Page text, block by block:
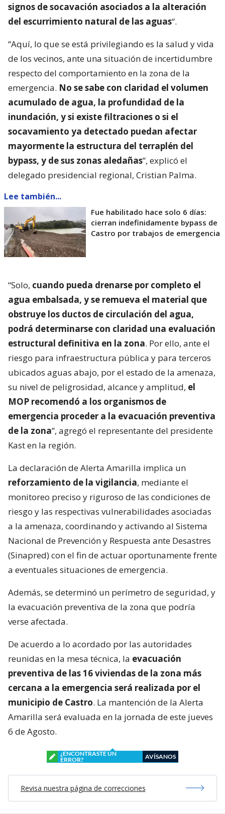
signos de socavación asociados a la alteración
del escurrimiento natural de las aguas“.
“Aquí, lo que se está privilegiando es la salud y vida
de los vecinos, ante una situación de incertidumbre
respecto del comportamiento en la zona de la
emergencia. No se sabe con claridad el volumen
acumulado de agua, la profundidad de la
inundación, y si existe filtraciones o si el
socavamiento ya detectado puedan afectar
mayormente la estructura del terraplén del
bypass, y de sus zonas aledañas”, explicó el
delegado presidencial regional, Cristian Palma.
Lee también...
Fue habilitado hace solo 6 días:
cierran indefinidamente bypass de
Castro por trabajos de emergencia
“Solo, cuando pueda drenarse por completo el
agua embalsada, y se remueva el material que
obstruye los ductos de circulación del agua,
podrá determinarse con claridad una evaluación
estructural definitiva en la zona. Por ello, ante el
riesgo para infraestructura pública y para terceros
ubicados aguas abajo, por el estado de la amenaza,
su nivel de peligrosidad, alcance y amplitud, el
MOP recomendó a los organismos de
emergencia proceder a la evacuación preventiva
de la zona”, agregó el representante del presidente
Kast en la región.
La declaración de Alerta Amarilla implica un
reforzamiento de la vigilancia, mediante el
monitoreo preciso y riguroso de las condiciones de
riesgo y las respectivas vulnerabilidades asociadas
a la amenaza, coordinando y activando al Sistema
Nacional de Prevención y Respuesta ante Desastres
(Sinapred) con el fin de actuar oportunamente frente
a eventuales situaciones de emergencia.
Además, se determinó un perímetro de seguridad, y
la evacuación preventiva de la zona que podría
verse afectada.
De acuerdo a lo acordado por las autoridades
reunidas en la mesa técnica, la evacuación
preventiva de las 16 viviendas de la zona más
cercana a la emergencia será realizada por el
municipio de Castro. La mantención de la Alerta
Amarilla será evaluada en la jornada de este jueves
6 de Agosto.
¿ENCONTRASTE UN
ERROR?
AVÍSANOS
Revisa nuestra página de correcciones